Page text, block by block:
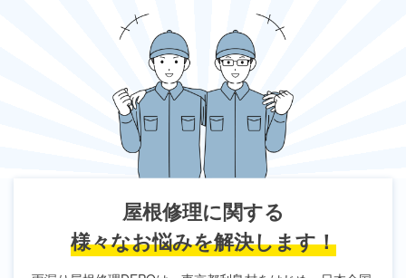
屋根修理に関する
様々なお悩みを解決します！